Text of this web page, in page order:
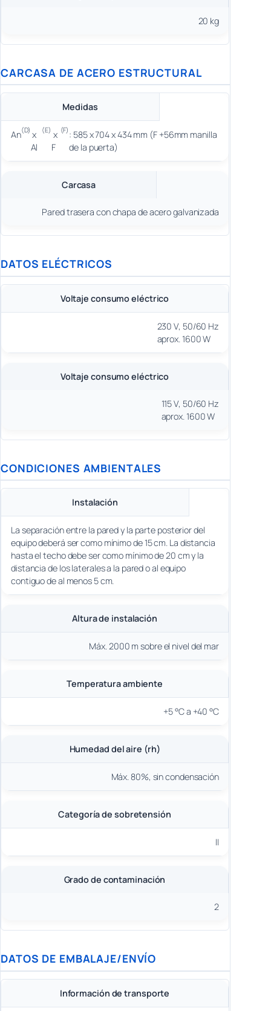
20 kg
CARCASA DE ACERO ESTRUCTURAL
Medidas
An(D) x
Al
(E) x
F
(F) : 585 x 704 x 434 mm (F +56mm manilla
de la puerta)
Carcasa
Pared trasera con chapa de acero galvanizada
DATOS ELÉCTRICOS
Voltaje consumo eléctrico
230 V, 50/60 Hz
aprox. 1600 W
Voltaje consumo eléctrico
115 V, 50/60 Hz
aprox. 1600 W
CONDICIONES AMBIENTALES
Instalación
La separación entre la pared y la parte posterior del
equipo deberá ser como mínimo de 15 cm. La distancia
hasta el techo debe ser como mínimo de 20 cm y la
distancia de los laterales a la pared o al equipo
contiguo de al menos 5 cm.
Altura de instalación
Máx. 2000 m sobre el nivel del mar
Temperatura ambiente
+5 °C a +40 °C
Humedad del aire (rh)
Máx. 80%, sin condensación
Categoría de sobretensión
II
Grado de contaminación
2
DATOS DE EMBALAJE/ENVÍO
Información de transporte